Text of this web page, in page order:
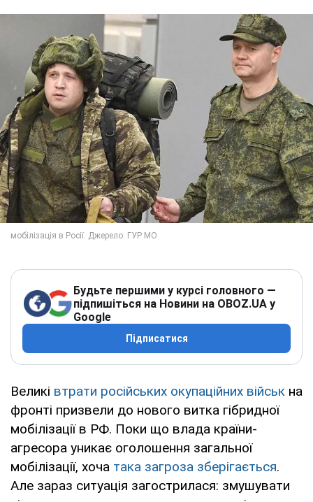
Будьте першими у курсі головного —
підпишіться на Новини на OBOZ.UA у
Google
Підписатися
Великі втрати російських окупаційних військ на
фронті призвели до нового витка гібридної
мобілізації в РФ. Поки що влада країни-
агресора уникає оголошення загальної
мобілізації, хоча така загроза зберігається.
Але зараз ситуація загострилася: змушувати